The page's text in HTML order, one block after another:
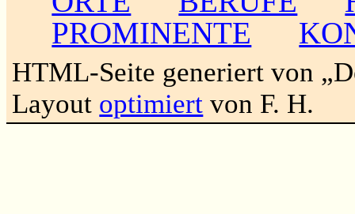
PROMINENTE
HTML-Seite generiert von
Layout optimiert von F. H.